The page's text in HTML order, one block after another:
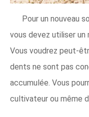
Pour un nouveau
vous devez utiliser
Vous voudrez peut-
dents ne sont pas
accumulée. Vous
cultivateur ou même